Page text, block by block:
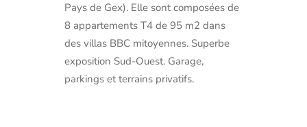
Pays de Gex). Elle sont composées de
8 appartements T4 de 95 m2 dans
des villas BBC mitoyennes. Superbe
exposition Sud-Ouest. Garage,
parkings et terrains privatifs.